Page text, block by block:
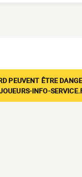
PEUVENT ÊTRE
INFO-